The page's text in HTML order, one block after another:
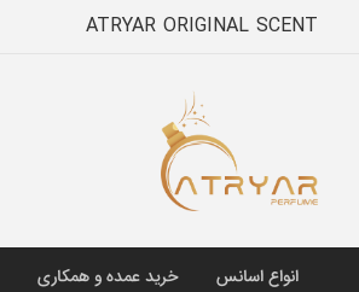
ATRYAR ORIGINAL SCENT
انواع اسانس خرید عمده و همکاری